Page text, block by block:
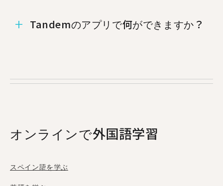
%%randomCity%%でもイタリア語のタンデム
Tandemのアプリで何ができますか？
がTandemにアクセスし、そのうち5人がパラマ
リボから利用しています。
オンラインで外国語学習
スペイン語を学ぶ